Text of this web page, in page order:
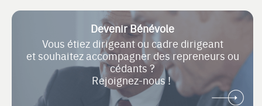
Devenir Bénévole
Vous étiez dirigeant ou cadre dirigeant
et souhaitez accompagner des repreneurs ou
cédants ?
Rejoignez-nous !